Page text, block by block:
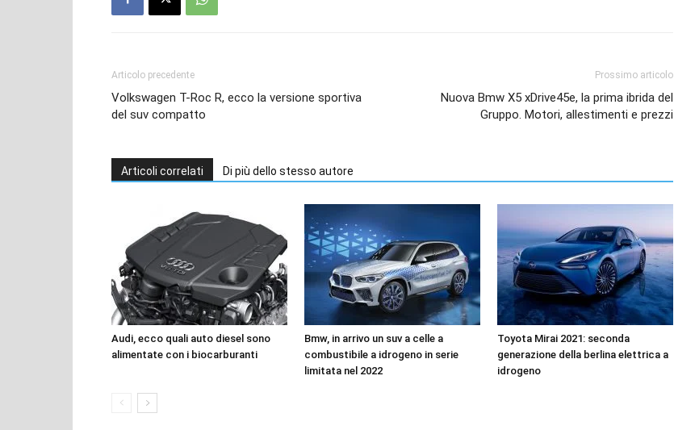
Articolo precedente
Volkswagen T-Roc R, ecco la versione sportiva
del suv compatto
Prossimo articolo
Nuova Bmw X5 xDrive45e, la prima ibrida del
Gruppo. Motori, allestimenti e prezzi
Articoli correlati Di più dello stesso autore
Audi, ecco quali auto diesel sono
alimentate con i biocarburanti
Bmw, in arrivo un suv a celle a
combustibile a idrogeno in serie
limitata nel 2022
Toyota Mirai 2021: seconda
generazione della berlina elettrica a
idrogeno